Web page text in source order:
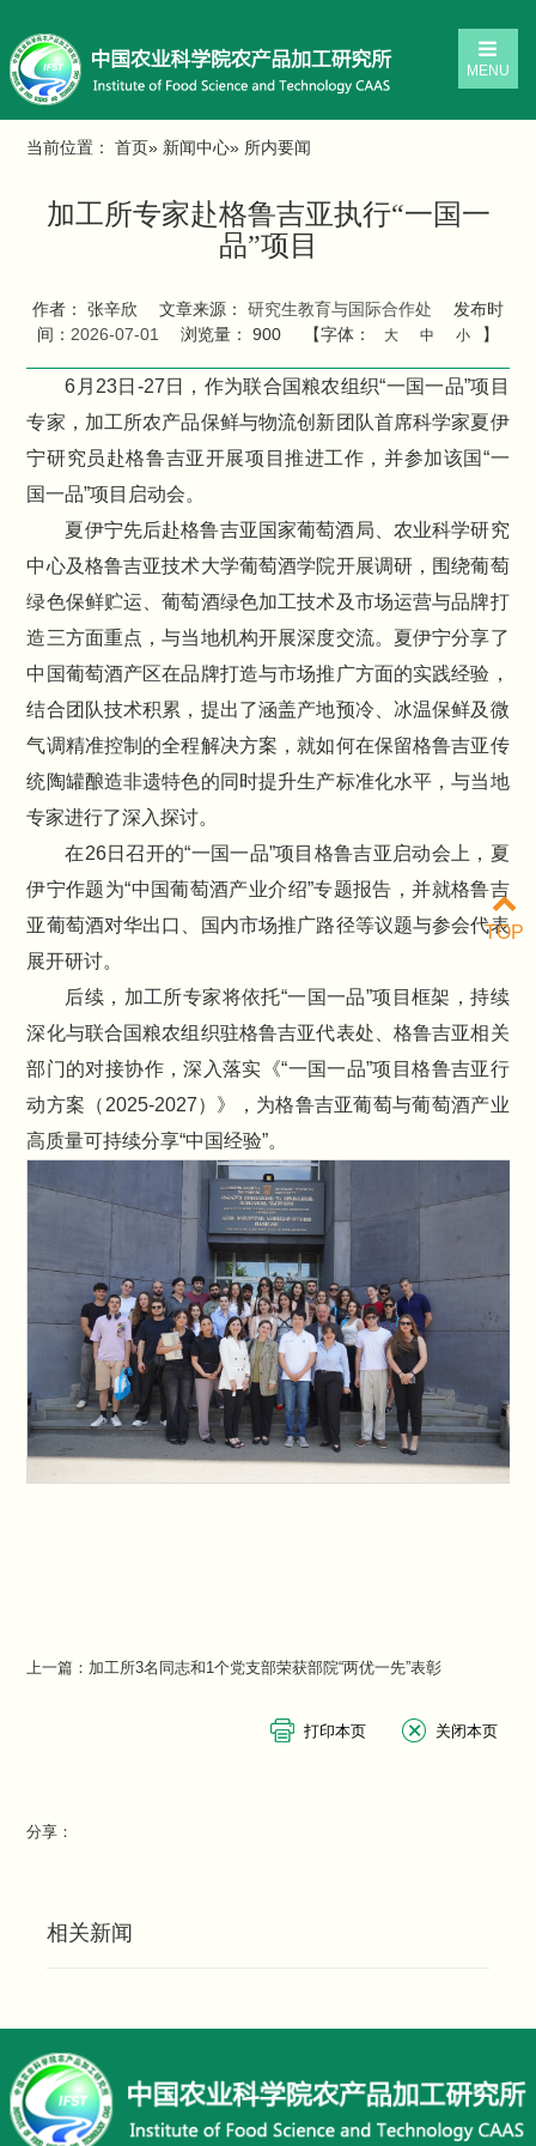
MENU
当前位置：首页» 新闻中心» 所内要闻
加工所专家赴格鲁吉亚执行“一国一
品”项目
作者： 张辛欣 文章来源： 研究生教育与国际合作处
发布时
间： 2026-07-01 浏览量： 900 【字体： 大 中 小 】
6月23日-27日，作为联合国粮农组织“一国一品”项目
专家，加工所农产品保鲜与物流创新团队首席科学家夏伊
宁研究员赴格鲁吉亚开展项目推进工作，并参加该国“一
国一品”项目启动会。
夏伊宁先后赴格鲁吉亚国家葡萄酒局、农业科学研究
中心及格鲁吉亚技术大学葡萄酒学院开展调研，围绕葡萄
绿色保鲜贮运、葡萄酒绿色加工技术及市场运营与品牌打
造三方面重点，与当地机构开展深度交流。夏伊宁分享了
中国葡萄酒产区在品牌打造与市场推广方面的实践经验，
结合团队技术积累，提出了涵盖产地预冷、冰温保鲜及微
气调精准控制的全程解决方案，就如何在保留格鲁吉亚传
统陶罐酿造非遗特色的同时提升生产标准化水平，与当地
专家进行了深入探讨。
在26日召开的“一国一品”项目格鲁吉亚启动会上，夏
伊宁作题为“中国葡萄酒产业介绍”专题报告，并就格鲁吉
亚葡萄酒对华出口、国内市场推广路径等议题与参会代表
展开研讨。
后续，加工所专家将依托“一国一品”项目框架，持续
深化与联合国粮农组织驻格鲁吉亚代表处、格鲁吉亚相关
部门的对接协作，深入落实《“一国一品”项目格鲁吉亚行
动方案（2025-2027）》，为格鲁吉亚葡萄与葡萄酒产业
高质量可持续分享“中国经验”。
上一篇： 加工所3名同志和1个党支部荣获部院“两优一先”表彰
分享：
相关新闻
TOP